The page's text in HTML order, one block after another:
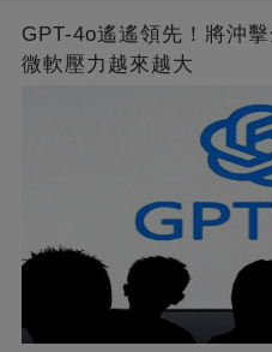
GPT-4o遙遙領先！將沖
微軟壓力越來越大